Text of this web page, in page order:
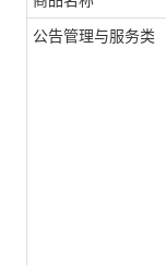
公告管理与服务类